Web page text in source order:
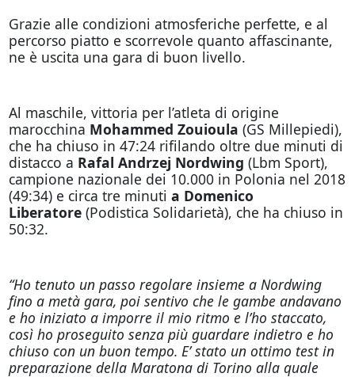
Grazie alle condizioni atmosferiche perfette, e al
percorso piatto e scorrevole quanto affascinante,
ne è uscita una gara di buon livello.
Al maschile, vittoria per l’atleta di origine
marocchina Mohammed Zouioula (GS Millepiedi),
che ha chiuso in 47:24 rifilando oltre due minuti di
distacco a Rafal Andrzej Nordwing (Lbm Sport),
campione nazionale dei 10.000 in Polonia nel 2018
(49:34) e circa tre minuti a Domenico
Liberatore(Podistica Solidarietà), che ha chiuso in
50:32.
“Ho tenuto un passo regolare insieme a Nordwing
fino a metà gara, poi sentivo che le gambe andavano
e ho iniziato a imporre il mio ritmo e l’ho staccato,
così ho proseguito senza più guardare indietro e ho
chiuso con un buon tempo. E’ stato un ottimo test in
preparazione della Maratona di Torino alla quale